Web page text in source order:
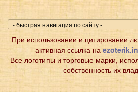
При использовании и цитировании
активная ссылка на
Все логотипы и торговые марки,
собственность их